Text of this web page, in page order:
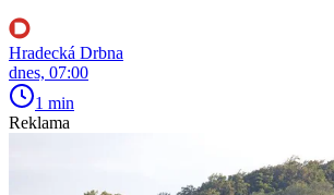
Hradecká Drbna
dnes, 07:00
1 min
Reklama